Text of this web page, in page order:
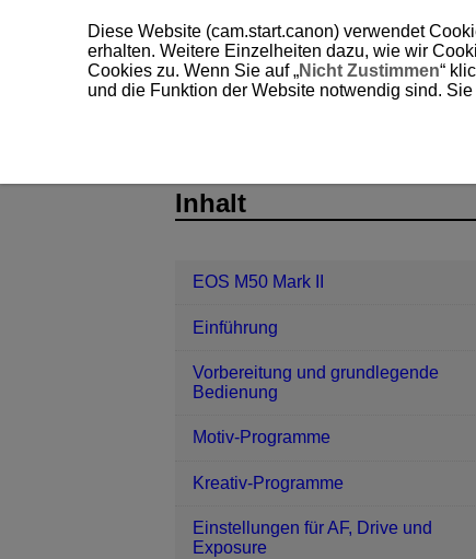
Wiedergabe
Inhalt
EOS M50 Mark II
Einführung
Vorbereitung und grundlegende
Bedienung
Motiv-Programme
Kreativ-Programme
Einstellungen für AF, Drive und
Exposure
Diese Website (cam.start.canon) verwendet
erhalten. Weitere Einzelheiten dazu, wie wir
Cookies zu. Wenn Sie auf „Nicht Zustimmen“
und die Funktion der Website notwendig sind.